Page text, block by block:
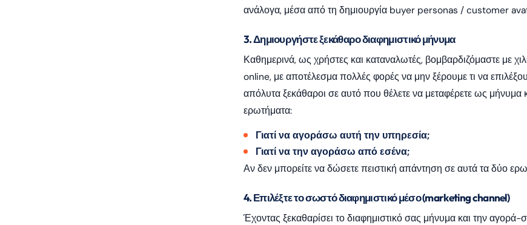
ανάλογα, μέσα από τη δημιουργία buyer personas / customer
3. Δημιουργήστε ξεκάθαρο διαφημιστικό μήνυμα
Καθημερινά, ως χρήστες και καταναλωτές, βομβαρδιζόμαστε με
online, με αποτέλεσμα πολλές φορές να μην ξέρουμε τι να
απόλυτα ξεκάθαροι σε αυτό που θέλετε να μεταφέρετε ως μήνυμα
ερωτήματα:
Γιατί να αγοράσω αυτή την υπηρεσία;
Γιατί να την αγοράσω από εσένα;
Αν δεν μπορείτε να δώσετε πειστική απάντηση σε αυτά τα δύο
4. Επιλέξτε το σωστό διαφημιστικό μέσο (marketing channel)
Έχοντας ξεκαθαρίσει το διαφημιστικό σας μήνυμα και την